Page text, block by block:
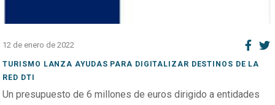
12 de enero de 2022
TURISMO LANZA AYUDAS PARA DIGITALIZAR DESTINOS DE LA
RED DTI
Un presupuesto de 6 millones de euros dirigido a entidades